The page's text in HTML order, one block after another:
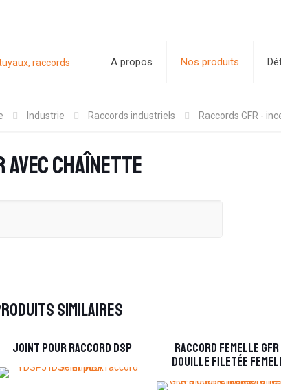
A propos Nos produits
Industrie Raccords industriels Raccords GFR -
avec chaînette
similaires
Joint pour raccord DSP
Raccord femelle GFR
douille filetée